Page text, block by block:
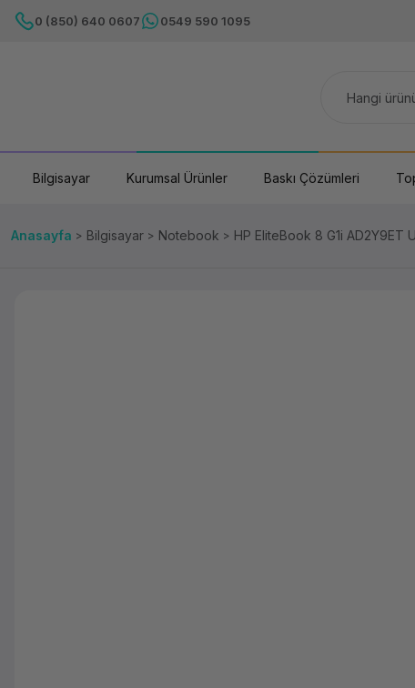
0 (850) 640 0607 0549 590 1095
Bilgisayar Kurumsal Ürünler Baskı Çözümleri
Anasayfa Bilgisayar Notebook HP EliteBook 8 G1i AD2Y9ET